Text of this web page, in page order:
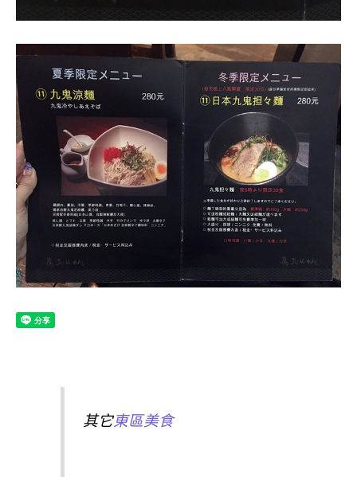
其它東區美食